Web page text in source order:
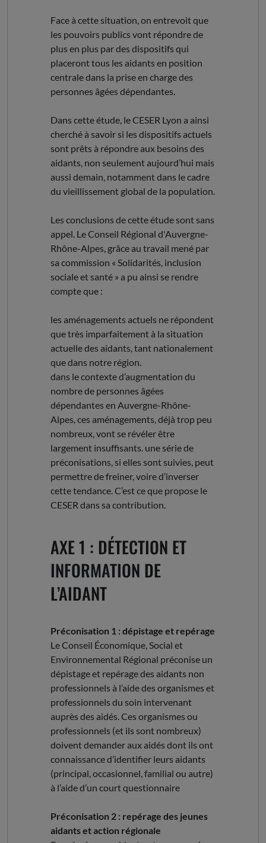
Face à cette situation, on entrevoit que
les pouvoirs publics vont répondre de
plus en plus par des dispositifs qui
placeront tous les aidants en position
centrale dans la prise en charge des
personnes âgées dépendantes.
Dans cette étude, le CESER Lyon a ainsi
cherché à savoir si les dispositifs actuels
sont prêts à répondre aux besoins des
aidants, non seulement aujourd’hui mais
aussi demain, notamment dans le cadre
du vieillissement global de la population.
Les conclusions de cette étude sont sans
appel. Le Conseil Régional d'Auvergne-
Rhône-Alpes, grâce au travail mené par
sa commission « Solidarités, inclusion
sociale et santé » a pu ainsi se rendre
compte que :
les aménagements actuels ne répondent
que très imparfaitement à la situation
actuelle des aidants, tant nationalement
que dans notre région.
dans le contexte d’augmentation du
nombre de personnes âgées
dépendantes en Auvergne-Rhône-
Alpes, ces aménagements, déjà trop peu
nombreux, vont se révéler être
largement insuffisants. une série de
préconisations, si elles sont suivies, peut
permettre de freiner, voire d’inverser
cette tendance. C’est ce que propose le
CESER dans sa contribution.
AXE 1 : DÉTECTION ET
INFORMATION DE
L’AIDANT
Préconisation 1 : dépistage et repérage
Le Conseil Économique, Social et
Environnemental Régional préconise un
dépistage et repérage des aidants non
professionnels à l’aide des organismes et
professionnels du soin intervenant
auprès des aidés. Ces organismes ou
professionnels (et ils sont nombreux)
doivent demander aux aidés dont ils ont
connaissance d’identifier leurs aidants
(principal, occasionnel, familial ou autre)
à l’aide d’un court questionnaire
Préconisation 2 : repérage des jeunes
aidants et action régionale